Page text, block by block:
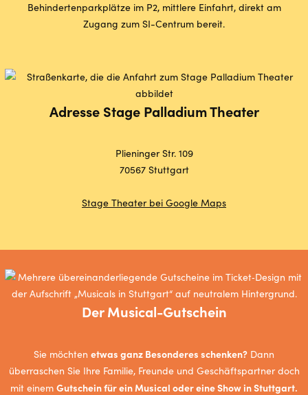
Behindertenparkplätze im P2, mittlere Einfahrt, direkt am
Zugang zum SI-Centrum bereit.
Adresse Stage Palladium Theater
Plieninger Str. 109
70567 Stuttgart
Stage Theater bei Google Maps
Der Musical-Gutschein
Sie möchten etwas ganz Besonderes schenken? Dann
überraschen Sie Ihre Familie, Freunde und Geschäftspartner doch
mit einem Gutschein für ein Musical oder eine Show in Stuttgart.